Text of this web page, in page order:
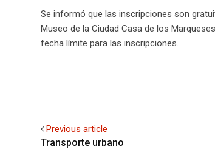
Se informó que las inscripciones son
Museo de la Ciudad Casa de los
fecha límite para las inscripciones.
Previous article
Transporte urbano